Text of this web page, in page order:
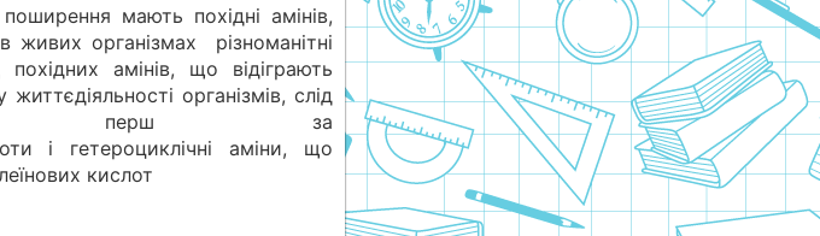
мають похідні амінів,
живих організмах різноманітні
похідних амінів, що відіграють
організмів, слід
перш за
і гетероциклічні аміни, що
кислот